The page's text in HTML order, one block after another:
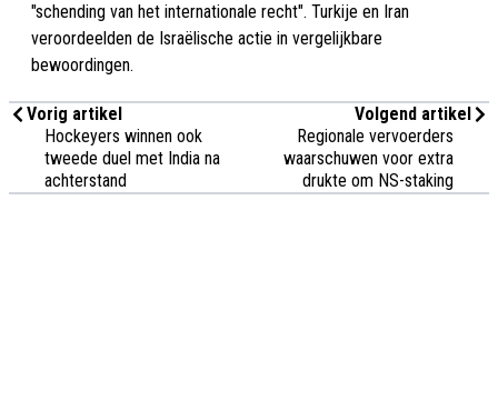
"schending van het internationale recht". Turkije en Iran
veroordeelden de Israëlische actie in vergelijkbare
bewoordingen.
Vorig artikel
Hockeyers winnen ook
tweede duel met India na
achterstand
Volgend artikel
Regionale vervoerders
waarschuwen voor extra
drukte om NS-staking